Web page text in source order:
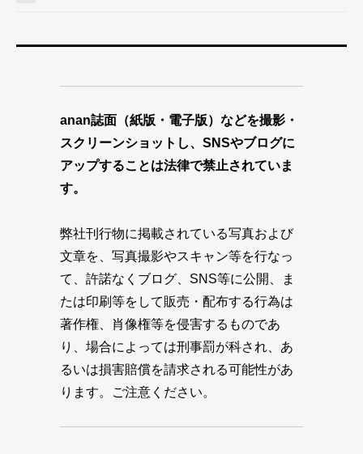
anan誌面（紙版・電子版）などを撮影・
スクリーンショットし、SNSやブログに
アップすることは法律で禁止されていま
す。
弊社刊行物に掲載されている写真および
文章を、写真撮影やスキャン等を行なっ
て、許諾なくブログ、SNS等に公開、ま
たは印刷等をして販売・配布する行為は
著作権、肖像権等を侵害するものであ
り、場合によっては刑事罰が科され、あ
るいは損害賠償を請求される可能性があ
ります。ご注意ください。